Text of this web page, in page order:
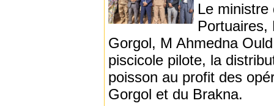
Le
Portuaires,
Gorgol, M Ahmedna
piscicole pilote, la
poisson au profit des
Gorgol et du Brakna.